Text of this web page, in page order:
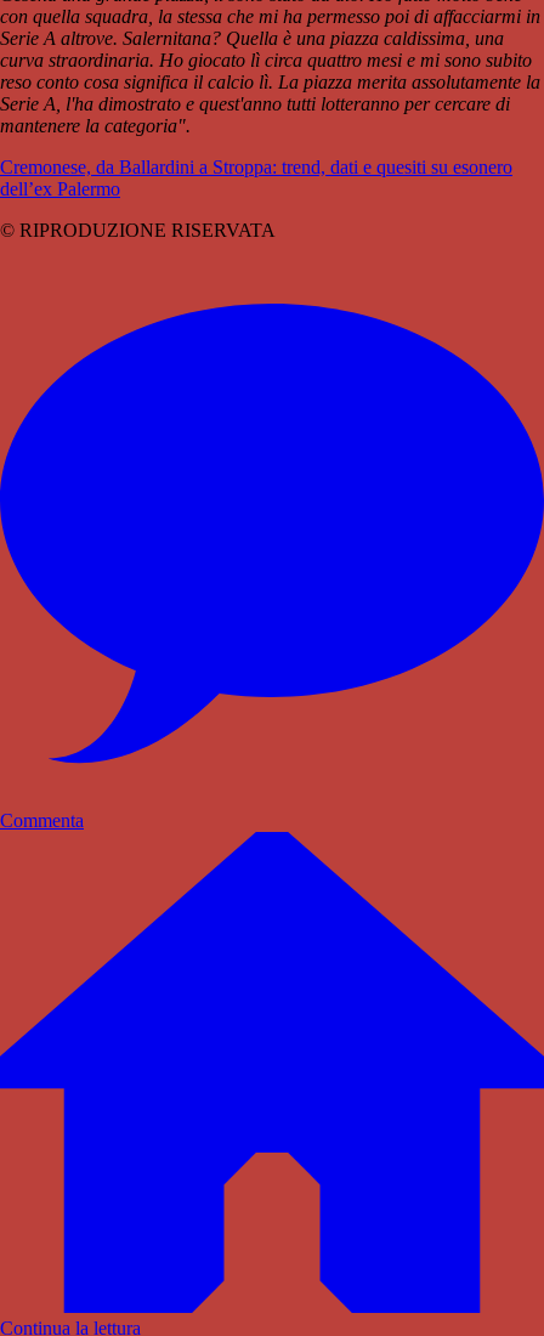
con quella squadra, la stessa che mi ha permesso poi di affacciarmi in
Serie A altrove. Salernitana? Quella è una piazza caldissima, una
curva straordinaria. Ho giocato lì circa quattro mesi e mi sono subito
reso conto cosa significa il calcio lì. La piazza merita assolutamente la
Serie A, l'ha dimostrato e quest'anno tutti lotteranno per cercare di
mantenere la categoria".
Cremonese, da Ballardini a Stroppa: trend, dati e quesiti su esonero
dell’ex Palermo
© RIPRODUZIONE RISERVATA
Commenta
Continua la lettura